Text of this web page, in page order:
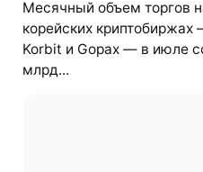
Месячный объем торгов
корейских
Korbit и Gopax — в июле
млрд...